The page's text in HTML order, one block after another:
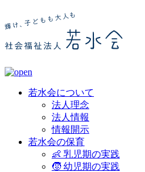
若水会について
法人理念
法人情報
情報開示
若水会の保育
👶 乳児期の実践
🧒 幼児期の実践